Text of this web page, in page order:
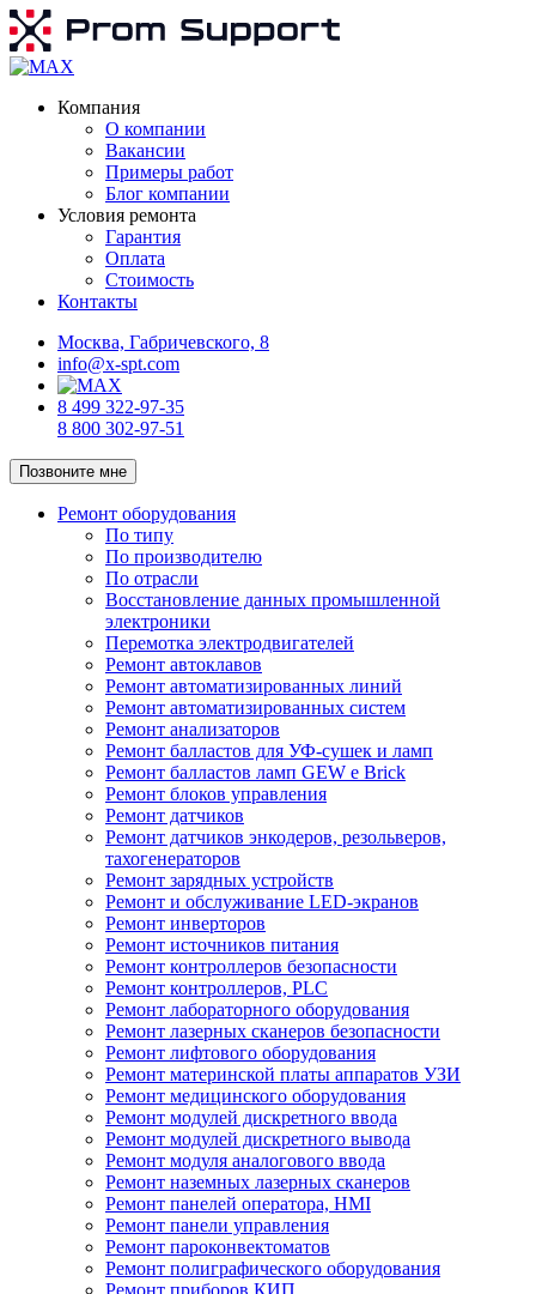
Компания
О компании
Вакансии
Примеры работ
Блог компании
Условия ремонта
Гарантия
Оплата
Стоимость
Контакты
Москва, Габричевского, 8
info@x-spt.com
8 499 322-97-35
8 800 302-97-51
Позвоните мне
Ремонт оборудования
По типу
По производителю
По отрасли
Восстановление данных промышленной
электроники
Перемотка электродвигателей
Ремонт автоклавов
Ремонт автоматизированных линий
Ремонт автоматизированных систем
Ремонт анализаторов
Ремонт балластов для УФ-сушек и ламп
Ремонт балластов ламп GEW e Brick
Ремонт блоков управления
Ремонт датчиков
Ремонт датчиков энкодеров, резольверов,
тахогенераторов
Ремонт зарядных устройств
Ремонт и обслуживание LED-экранов
Ремонт инверторов
Ремонт источников питания
Ремонт контроллеров безопасности
Ремонт контроллеров, PLC
Ремонт лабораторного оборудования
Ремонт лазерных сканеров безопасности
Ремонт лифтового оборудования
Ремонт материнской платы аппаратов УЗИ
Ремонт медицинского оборудования
Ремонт модулей дискретного ввода
Ремонт модулей дискретного вывода
Ремонт модуля аналогового ввода
Ремонт наземных лазерных сканеров
Ремонт панелей оператора, HMI
Ремонт панели управления
Ремонт пароконвектоматов
Ремонт полиграфического оборудования
Ремонт приборов КИП